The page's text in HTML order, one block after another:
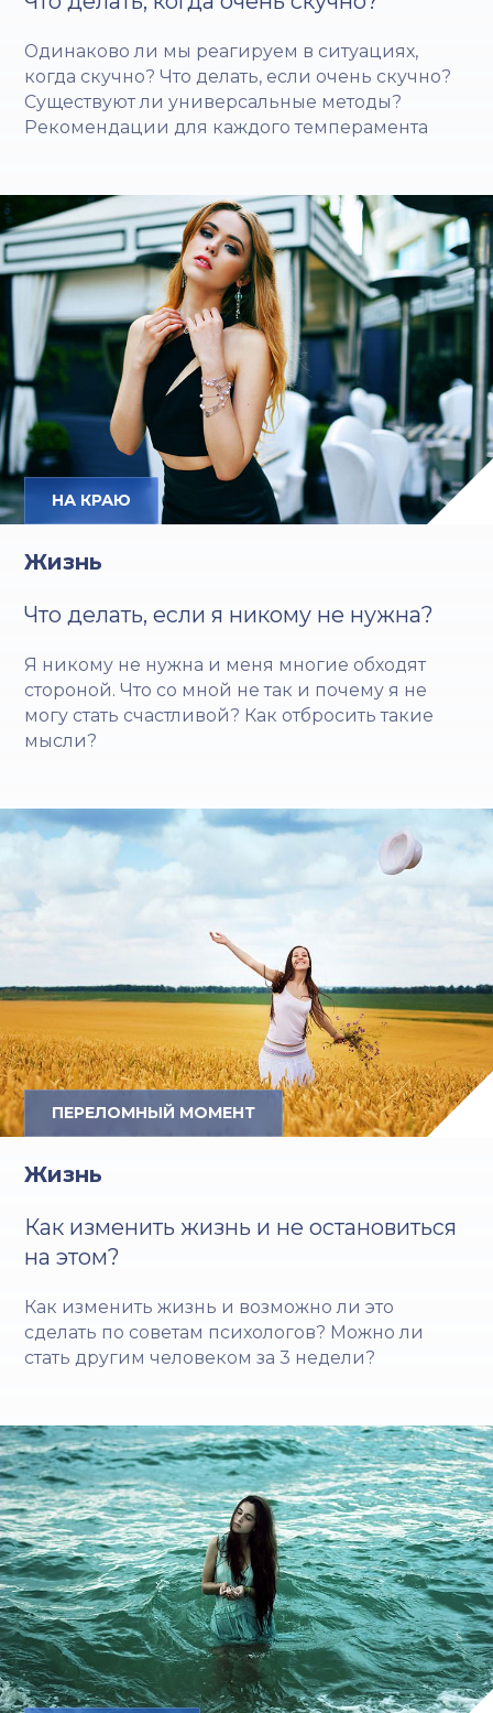
Одинаково ли мы реагируем в ситуациях,
когда скучно? Что делать, если очень скучно?
Существуют ли универсальные методы?
Рекомендации для каждого темперамента
НА КРАЮ
Жизнь
Что делать, если я никому не нужна?
Я никому не нужна и меня многие обходят
стороной. Что со мной не так и почему я не
могу стать счастливой? Как отбросить такие
мысли?
ПЕРЕЛОМНЫЙ МОМЕНТ
Жизнь
Как изменить жизнь и не остановиться
на этом?
Как изменить жизнь и возможно ли это
сделать по советам психологов? Можно ли
стать другим человеком за 3 недели?